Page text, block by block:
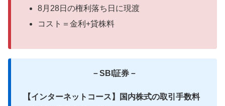
8月28日の権利落ち日に現渡
コスト＝金利+貸株料
－SBI証券－
【インターネットコース】国内株式の取引手数料